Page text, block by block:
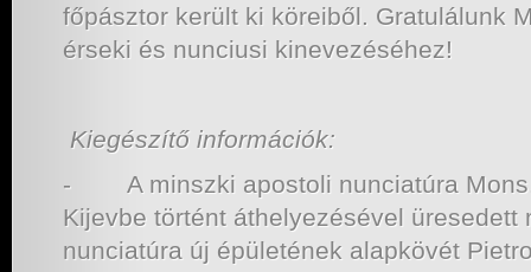
főpásztor került ki köreiből. Gratulálunk
érseki és nunciusi kinevezéséhez!
Kiegészítő információk:
- A minszki apostoli nunciatúra Mons.
Kijevbe történt áthelyezésével üresedett
nunciatúra új épületének alapkövét